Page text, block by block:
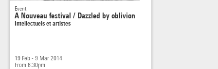
Event
A Nouveau festival / Dazzled by oblivion
Intellectuels et artistes
19 Feb - 9 Mar 2014
From 6:30pm